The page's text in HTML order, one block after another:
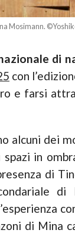
Mosimann.
di
con
e farsi
alcuni dei
in
di
di Mina